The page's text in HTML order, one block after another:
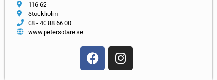
116 62
Stockholm
08 - 40 88 66 00
www.petersotare.se